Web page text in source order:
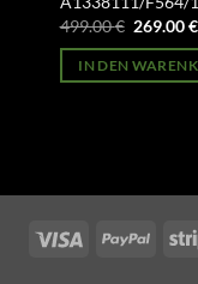
499.00€
war:
499.00 €
269.00€
IN DEN
Visa